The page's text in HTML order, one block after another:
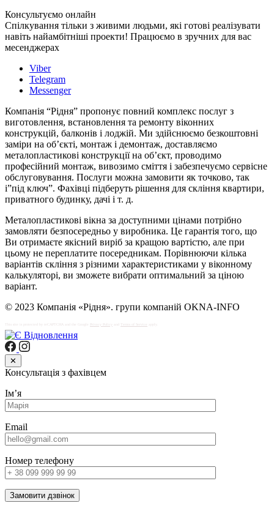
Консультуємо онлайн
Спілкування тільки з живими людьми, які готові реалізувати
навіть найамбітніші проекти! Працюємо в зручних для вас
месенджерах
Viber
Telegram
Messenger
Компанія “Рідня” пропонує повний комплекс послуг з
виготовлення, встановлення та ремонту віконних
конструкцій, балконів і лоджій. Ми здійснюємо безкоштовні
заміри на об’єкті, монтаж і демонтаж, доставляємо
металопластикові конструкції на об’єкт, проводимо
професійний монтаж, вивозимо сміття і забезпечуємо сервісне
обслуговування. Послуги можна замовити як точково, так
і”під ключ”. Фахівці підберуть рішення для скління квартири,
приватного будинку, дачі і т. д.
Металопластикові вікна за доступними цінами потрібно
замовляти безпосередньо у виробника. Це гарантія того, що
Ви отримаєте якісний виріб за кращою вартістю, але при
цьому не переплатите посередникам. Порівнюючи кілька
варіантів скління з різними характеристиками у віконному
калькуляторі, ви зможете вибрати оптимальний за ціною
варіант.
© 2023 Компанія «Рідня». групи компаній OKNA-INFO
This site is protected by reCAPTCHA and the Google
✕
Консультація з фахівцем
Імʼя
Email
Номер телефону
Замовити дзвінок